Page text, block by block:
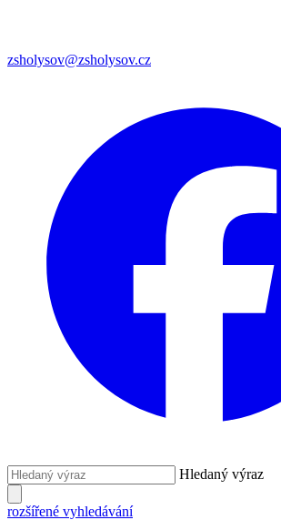
zsholysov@zsholysov.cz
Hledaný výraz
rozšířené vyhledávání